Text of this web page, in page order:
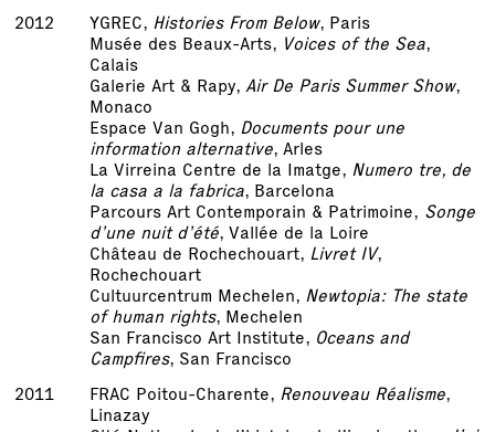
2012
YGREC, Histories From Below, Paris
Musée des Beaux-Arts, Voices of the Sea,
Calais
Galerie Art & Rapy,Air De Paris Summer Show,
Monaco
Espace Van Gogh, Documents pour une
information alternative, Arles
La Virreina Centre de la Imatge, Numero tre, de
la casa a la fabrica, Barcelona
Parcours Art Contemporain & Patrimoine, Songe
d’une nuit d’été, Vallée de la Loire
Château de Rochechouart, Livret IV,
Rochechouart
Cultuurcentrum Mechelen, Newtopia: The state
of human rights, Mechelen
San Francisco Art Institute, Oceans and
Campfires, San Francisco
2011
FRAC Poitou-Charente, Renouveau Réalisme,
Linazay